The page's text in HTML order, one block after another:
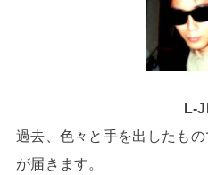
L-
過去、色々と手を出したも
が届きます。